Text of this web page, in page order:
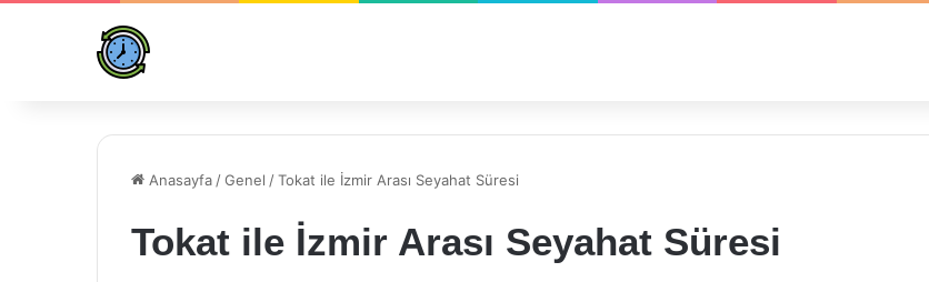
Anasayfa /Genel /Tokat ile İzmir Arası Seyahat Süresi
Tokat ile İzmir Arası Seyahat Süresi